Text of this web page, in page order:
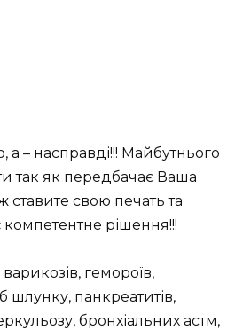
а – насправді!!! Майбутнього
так як передбачає Ваша
ставите свою печать та
компетентне рішення!!!
гемороїв,
шлунку, панкреатитів,
бронхіальних астм,